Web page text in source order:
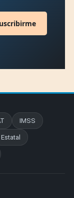
IMSS
Estatal